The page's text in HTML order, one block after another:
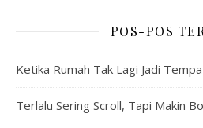
POS-POS
Ketika Rumah Tak Lagi Jadi
Terlalu Sering Scroll, Tapi Makin